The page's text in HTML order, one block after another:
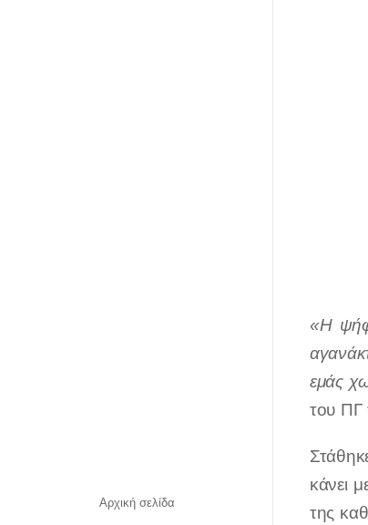
Αρχική σελίδα
«Η
εμάς
του ΠΓ
κάνει
της